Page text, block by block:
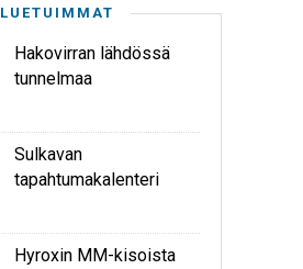
LUETUIMMAT
Hakovirran lähdössä
tunnelmaa
Sulkavan
tapahtumakalenteri
Hyroxin MM-kisoista